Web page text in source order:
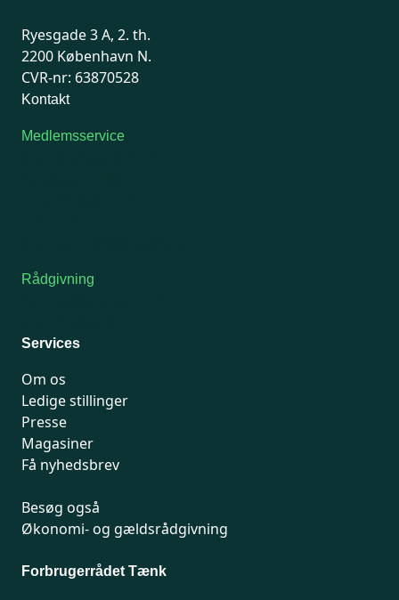
Ryesgade 3 A, 2. th.
2200 København N.
CVR-nr: 63870528
Kontakt
Medlemsservice
Rådgivning
Services
Om os
Ledige stillinger
Presse
Magasiner
Få nyhedsbrev
Besøg også
Økonomi- og gældsrådgivning
Forbrugerrådet Tænk